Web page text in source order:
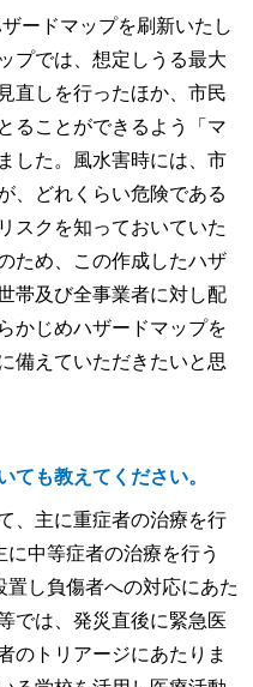
ードマップを刷新いたし
プでは、想定しうる最大
直しを行ったほか、市民
ることができるよう「マ
した。風水害時には、市
、どれくらい危険である
スクを知っておいていた
ため、この作成したハザ
帯及び全事業者に対し配
かじめハザードマップを
備えていただきたいと思
も教えてください。
、主に重症者の治療を行
中等症者の治療を行う
置し負傷者への対応にあた
では、発災直後に緊急医
のトリアージにあたりま